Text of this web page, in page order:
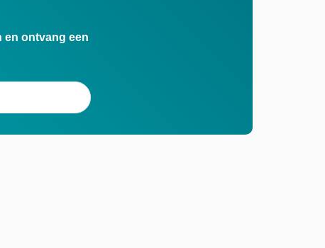
en ontvang een